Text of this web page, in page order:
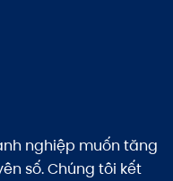
nghiệp muốn tăng
số. Chúng tôi kết